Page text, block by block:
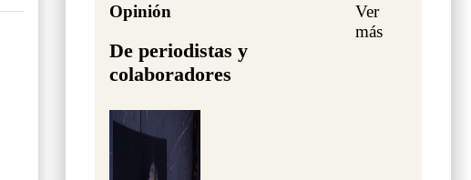
Opinión
De periodistas y
colaboradores
Ver
más